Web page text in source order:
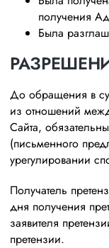
получения
Была
До обращения в
из отношений
Сайта,
(письменного
урегулировании
Получатель
дня получения
заявителя
претензии.